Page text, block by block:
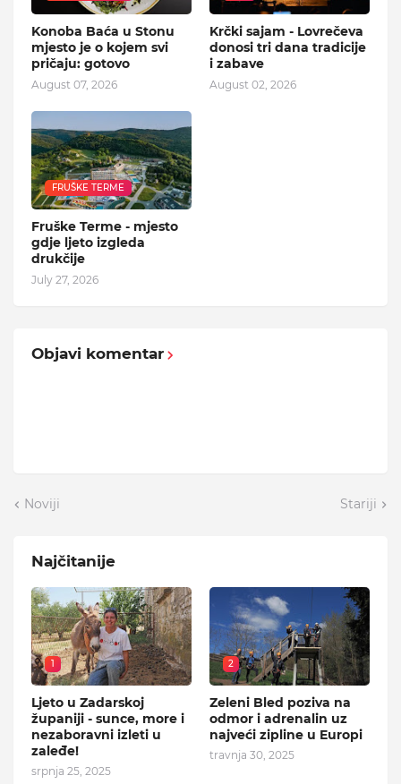
Konoba Baća u Stonu
mjesto je o kojem svi
pričaju: gotovo
August 07, 2026
Krčki sajam - Lovrečeva
donosi tri dana tradicije
i zabave
August 02, 2026
FRUŠKE TERME
Fruške Terme - mjesto
gdje ljeto izgleda
drukčije
July 27, 2026
Objavi komentar
Noviji Stariji
Najčitanije
1
Ljeto u Zadarskoj
županiji - sunce, more i
nezaboravni izleti u
zaleđe!
srpnja 25, 2025
2
Zeleni Bled poziva na
odmor i adrenalin uz
najveći zipline u Europi
travnja 30, 2025